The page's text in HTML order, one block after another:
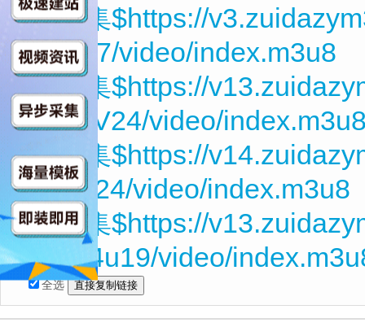
第21集$https://
V0G27/video/index.m3u8
第22集$https://
Rq99V24/video/
第23集$https://
nh70t24/video/index.m3u8
第24集$https://
mDw4u19/video/
全选